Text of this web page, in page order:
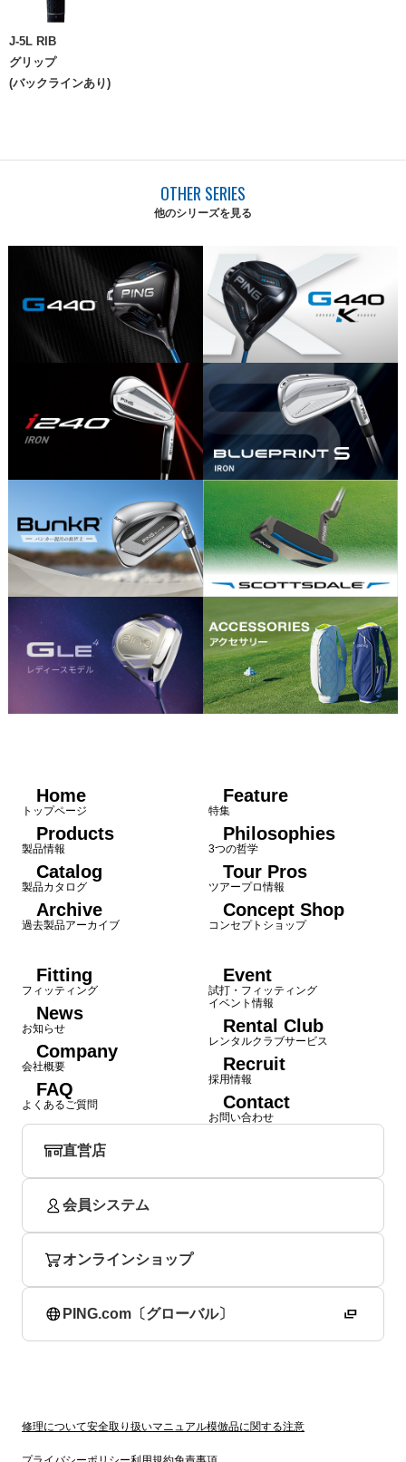
J-5L RIB
グリップ
(バックラインあり)
OTHER SERIES
他のシリーズを見る
Home
トップページ
Products
製品情報
Catalog
製品カタログ
Archive
過去製品アーカイブ
Feature
特集
Philosophies
3つの哲学
Tour Pros
ツアープロ情報
Concept Shop
コンセプトショップ
Fitting
フィッティング
News
お知らせ
Company
会社概要
FAQ
よくあるご質問
Event
試打・フィッティング
イベント情報
Rental Club
レンタルクラブサービス
Recruit
採用情報
Contact
お問い合わせ
直営店
会員システム
オンラインショップ
PING.com〔グローバル〕
修理について安全取り扱いマニュアル模倣品に関する注意